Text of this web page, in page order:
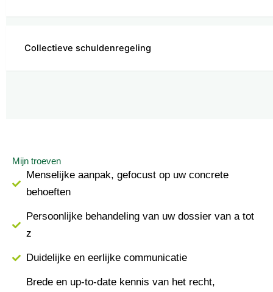
Collectieve schuldenregeling
Mijn troeven
Menselijke aanpak, gefocust op uw concrete
behoeften
Persoonlijke behandeling van uw dossier van a tot
z
Duidelijke en eerlijke communicatie
Brede en up-to-date kennis van het recht,